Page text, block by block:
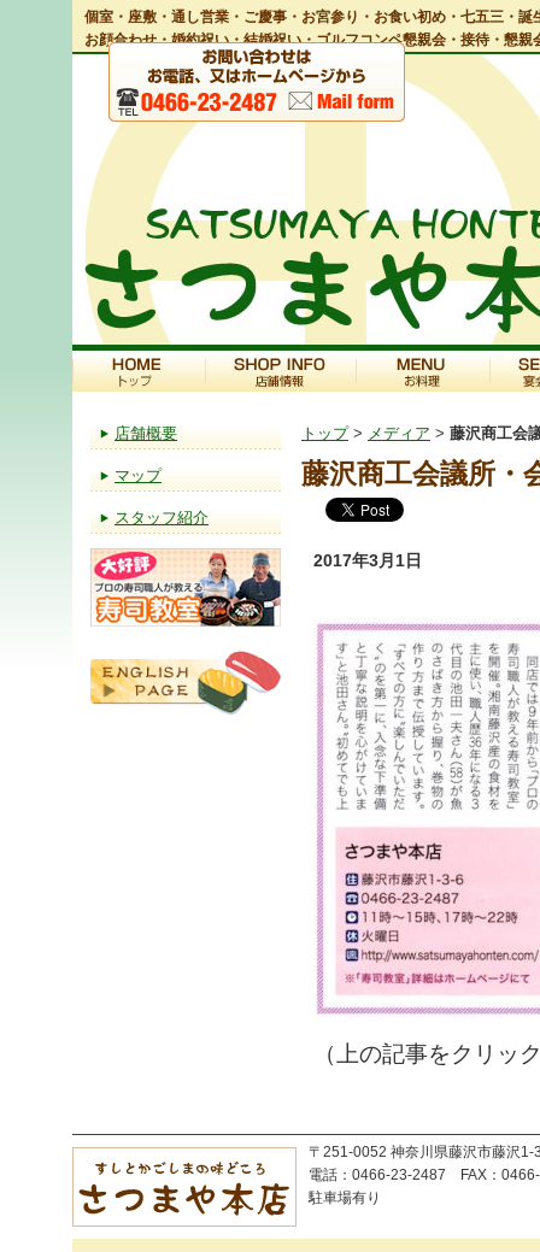
個室・座敷・通し営業・ご慶事・お宮参り・お食い初め・七五三・
お顔合わせ・婚約祝い・結婚祝い・ゴルフコンペ懇親会・接待・懇
店舗概要
マップ
スタッフ紹介
トップ> メディア > 藤沢商工会
藤沢商工会議所・
2017年3月1日
（上の記事をクリッ
〒251-0052 神奈川県藤沢市藤沢
電話：0466-23-2487 FAX：
駐車場有り